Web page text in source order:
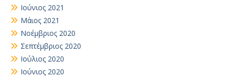
Ιούνιος 2021
Μάιος 2021
Νοέμβριος 2020
Σεπτέμβριος 2020
Ιούλιος 2020
Ιούνιος 2020